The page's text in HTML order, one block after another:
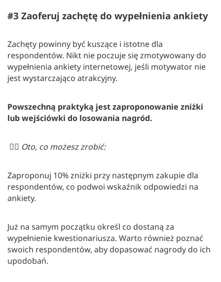
#3 Zaoferuj zachętę do wypełnienia ankiety
Zachęty powinny być kuszące i istotne dla
respondentów. Nikt nie poczuje się zmotywowany do
wypełnienia ankiety internetowej, jeśli motywator nie
jest wystarczająco atrakcyjny.
Powszechną praktyką jest zaproponowanie zniżki
lub wejściówki do losowania nagród.
👉🏻 Oto, co możesz zrobić:
Zaproponuj 10% zniżki przy następnym zakupie dla
respondentów, co podwoi wskaźnik odpowiedzi na
ankiety.
Już na samym początku określ co dostaną za
wypełnienie kwestionariusza. Warto również poznać
swoich respondentów, aby dopasować nagrody do ich
upodobań.